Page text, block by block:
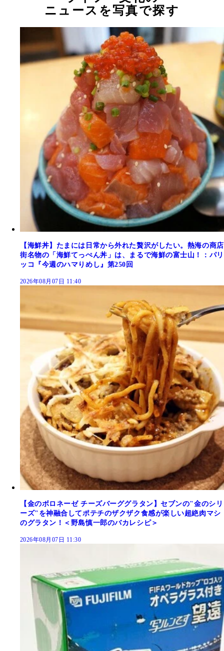
ニュースを写真で探す
【海鮮丼】たまには日常から外れた贅沢がしたい。熱海の商店
街名物の「海鮮てっぺん丼」は、まるで海鮮の富士山！：パリ
ッコ『今週のハマりめし』第250回
2026年08月07日 11:40
【金のボロネーゼ チーズバーググラタン】セブンの"金のシリ
ーズ"を神融合してポテチのザクザク食感が楽しい超絶肉マシ
のグラタン！＜野島慎一郎のバカレシピ＞
2026年08月07日 11:30